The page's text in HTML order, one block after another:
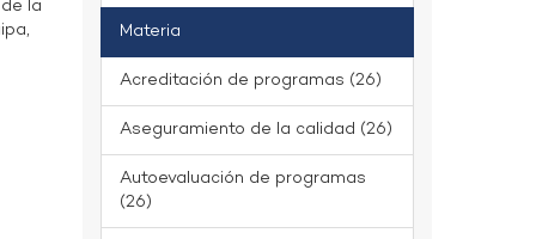
la
Materia
Acreditación de programas (26)
Aseguramiento de la calidad (26)
Autoevaluación de programas
(26)